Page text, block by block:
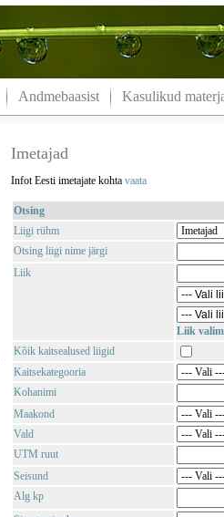
Andmebaasist Kasulikud
Imetajad
Infot Eesti imetajate kohta vaata
Otsing
Liigi rühm
Otsing liigi nime järgi
Liik
Liik
Kõik kaitsealused liigid
Kaitsekategooria
Kohanimi
Maakond
Vald
UTM ruut
Seisund
Alg kp